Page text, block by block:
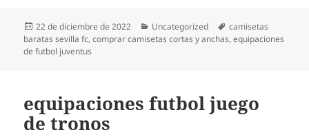
Publicado
el
22 de diciembre de 2022 Categorías
Uncategorized Etiquetas
camisetas
baratas sevilla fc,comprar camisetas cortas y anchas,equipaciones
de futbol juventus
equipaciones futbol juego
de tronos